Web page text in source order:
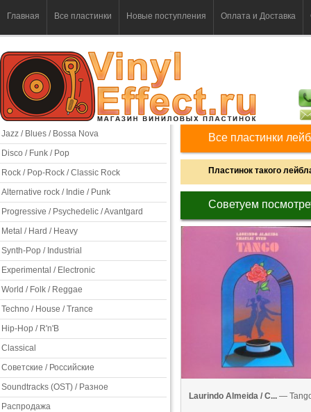
Главная Все пластинки Новые поступления Оплата и Доставка
Jazz / Blues / Bossa Nova
Disco / Funk / Pop
Rock / Pop-Rock / Classic Rock
Alternative rock / Indie / Punk
Progressive / Psychedelic / Avantgard
Metal / Hard / Heavy
Synth-Pop / Industrial
Experimental / Electronic
World / Folk / Reggae
Techno / House / Trance
Hip-Hop / R'n'B
Classical
Советские / Российские
Soundtracks (OST) / Разное
Распродажа
Все пластинки
Пластинок такого
Советуем
Laurindo Almeida / C...—